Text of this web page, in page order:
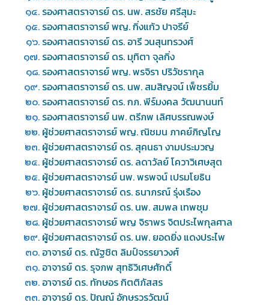
รองศาสตราจารย์ ดร. นพ. สรชัย ศรีสุมะ
รองศาสตราจารย์ พญ. กิ่งแก้ว ปาจรีย์
รองศาสตราจารย์ ดร. อารี วนสุนทรวงศ์
รองศาสตราจารย์ ดร. มุทิตา จุลกิ่ง
รองศาสตราจารย์ พญ. พรจิรา ปริวัชรากุล
รองศาสตราจารย์ ดร. นพ. สมสิญจน์ เพ็ชรยิ้ม
รองศาสตราจารย์ ดร. กภ. พีร์มงคล วัฒนานนท์
รองศาสตราจารย์ นพ. ตรีภพ เลิศบรรณพงษ์
ผู้ช่วยศาสตราจารย์ พญ. ณิชมน ภาคย์ภิญโญ
ผู้ช่วยศาสตราจารย์ ดร. สุคนธา งามประมวญ
ผู้ช่วยศาสตราจารย์ ดร. ลดาวัลย์ โควาวิเศษสุต
ผู้ช่วยศาสตราจารย์ นพ. พรพจน์ เปรมโยธิน
ผู้ช่วยศาสตราจารย์ ดร. ธนาภรณ์ รุ่งเรือง
ผู้ช่วยศาสตราจารย์ ดร. นพ. สมพล เทพชุม
ผู้ช่วยศาสตราจารย์ พญ จิราพร จิตประไพกุลศาล
ผู้ช่วยศาสตราจารย์ ดร. นพ. ยอดยิ่ง แดงประไพ
อาจารย์ ดร. ณัฐชิต ลิมป์จรรยาวงศ์
อาจารย์ ดร. รุจภพ สุทธิวิเศษศักดิ์
อาจารย์ ดร. ทักษอร กิตติภัสสร
อาจารย์ ดร. ปัณณ์ อักษรวรวัฒน์